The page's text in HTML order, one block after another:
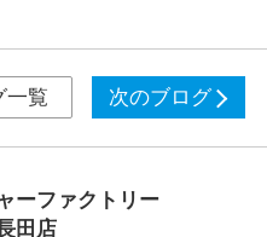
一覧 次のブログ
ーファクトリー
田店